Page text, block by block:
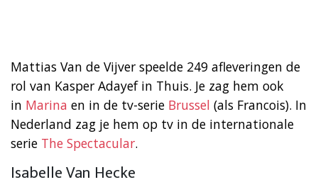
Mattias Van de Vijver speelde 249 afleveringen de
rol van Kasper Adayef in Thuis. Je zag hem ook
in Marina en in de tv-serie Brussel (als Francois). In
Nederland zag je hem op tv in de internationale
serie The Spectacular.
Isabelle Van Hecke